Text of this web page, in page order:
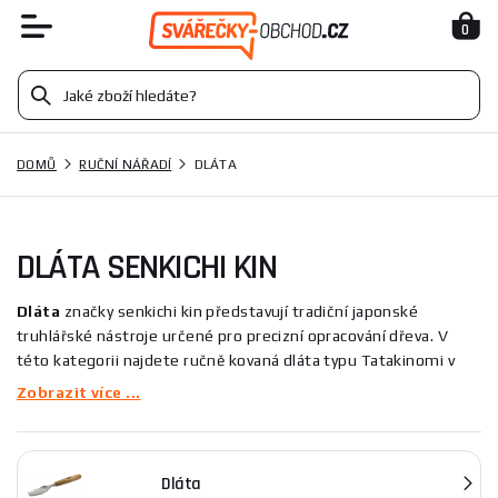
0
DOMŮ RUČNÍ NÁŘADÍ DLÁTA
DLÁTA SENKICHI KIN
Dláta značky senkichi kin představují tradiční japonské
truhlářské nástroje určené pro precizní opracování dřeva. V
této kategorii najdete ručně kovaná dláta typu Tatakinomi v
různých šířkách (v nabídce jsou např. 3 mm a 30 mm), určená
profesionály i domácí kutily.
Tata kategorie se vyznačuje nástroji určenými ke zpracování
Zobrazit více ...
Dláta